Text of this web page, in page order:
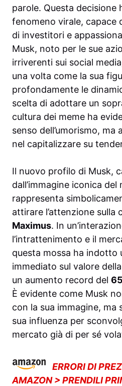
parole. Questa decisione
fenomeno virale, capace
di investitori e
Musk, noto per le sue
irriverenti sui social
una volta come la sua
profondamente le
scelta di adottare un
cultura dei meme ha
senso dell’umorismo, ma
nel capitalizzare su
Il nuovo profilo di Musk,
dall’immagine iconica del
rappresenta
attirare l’attenzione sulla
Maximus. In
l’intrattenimento e il
questa mossa ha indotto
immediato sul valore
un aumento record del
È evidente come Musk
con la sua immagine, ma
sua influenza per
mercato già di per sé
ERRORI DI
AMAZON > PRENDILI